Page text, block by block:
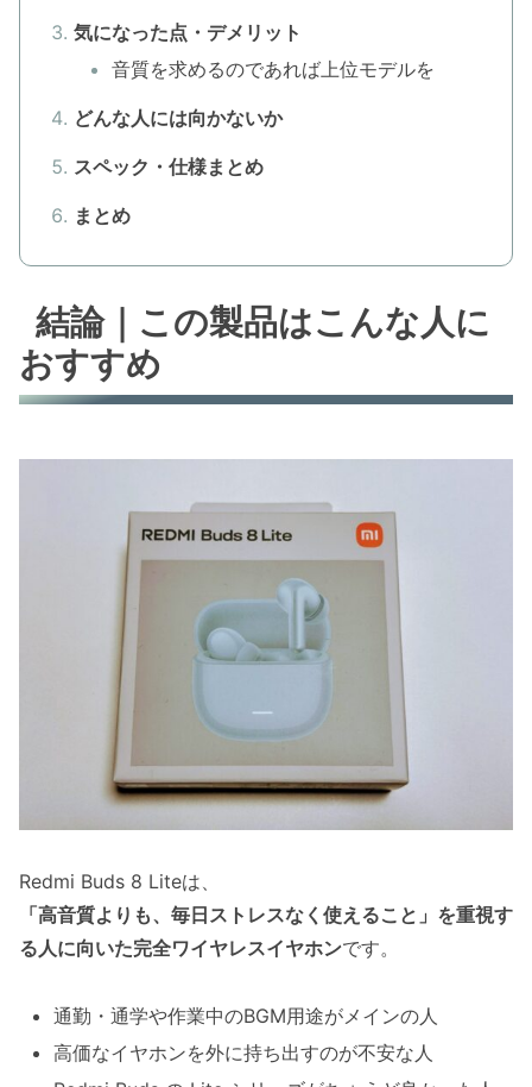
気になった点・デメリット
音質を求めるのであれば上位モデルを
どんな人には向かないか
スペック・仕様まとめ
まとめ
結論｜この製品はこんな人に
おすすめ
Redmi Buds 8 Liteは、
「高音質よりも、毎日ストレスなく使えること」を重視す
る人に向いた完全ワイヤレスイヤホンです。
通勤・通学や作業中のBGM用途がメインの人
高価なイヤホンを外に持ち出すのが不安な人